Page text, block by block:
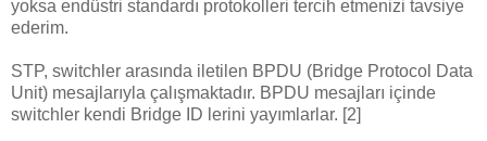
yoksa endüstri standardı protokolleri tercih etmenizi tavsiye
ederim.
STP, switchler arasında iletilen BPDU (Bridge Protocol Data
Unit) mesajlarıyla çalışmaktadır. BPDU mesajları içinde
switchler kendi Bridge ID lerini yayımlarlar. [2]